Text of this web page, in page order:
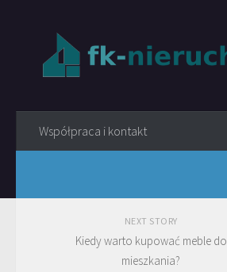
Współpraca i kontakt
NEXT STORY
Kiedy warto kupować meble do
mieszkania?